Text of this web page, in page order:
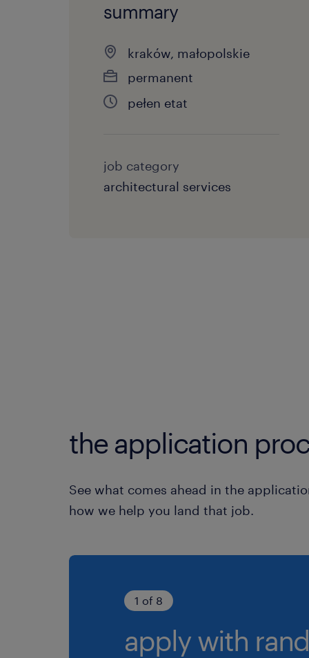
summary
kraków, małopolskie
permanent
pełen etat
job category
architectural services
the application
See what comes ahead in the
how we help you land that job.
1 of 8
apply with